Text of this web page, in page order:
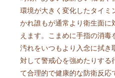
環境が大きく変化したタイミ
かれ誰もが通常より衛生面に
えます。こまめに手指の消
汚れをいつもより入念に拭き
対して警戒心を強めたりする
て合理的で健康的な防衛反応